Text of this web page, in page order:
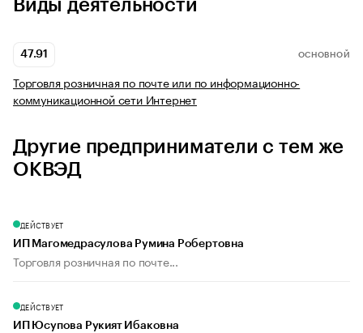
Виды деятельности
47.91 ОСНОВНОЙ
Торговля розничная по почте или по информационно-
коммуникационной сети Интернет
Другие предприниматели с тем же
ОКВЭД
ДЕЙСТВУЕТ
ИП Магомедрасулова Румина Робертовна
Торговля розничная по почте...
ДЕЙСТВУЕТ
ИП Юсупова Рукият Ибаковна